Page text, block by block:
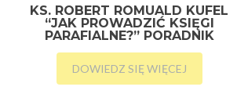
KS. ROBERT ROMUALD KUFEL
“JAK PROWADZIĆ KSIĘGI
PARAFIALNE?” PORADNIK
DOWIEDZ SIĘ WIĘCEJ